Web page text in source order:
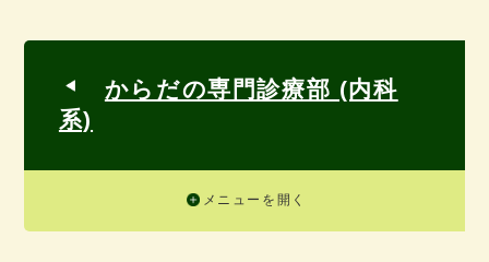
からだの専門診療部 (内科
系)
メニューを開く